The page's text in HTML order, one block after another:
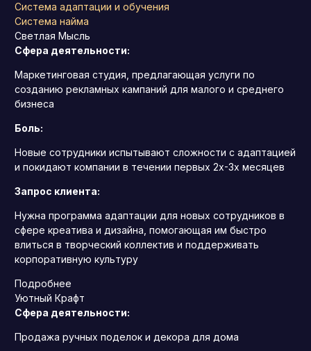
Система адаптации и обучения
Система найма
Светлая Мысль
Сфера деятельности:
Маркетинговая студия, предлагающая услуги по
созданию рекламных кампаний для малого и среднего
бизнеса
Боль:
Новые сотрудники испытывают сложности с адаптацией
и покидают компании в течении первых 2х-3х месяцев
Запрос клиента:
Нужна программа адаптации для новых сотрудников в
сфере креатива и дизайна, помогающая им быстро
влиться в творческий коллектив и поддерживать
корпоративную культуру
Подробнее
Уютный Крафт
Сфера деятельности:
Продажа ручных поделок и декора для дома